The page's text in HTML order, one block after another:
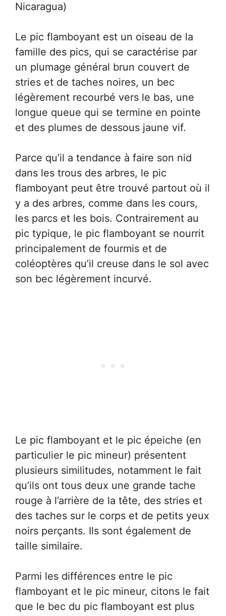
Nicaragua)
Le pic flamboyant est un oiseau de la
famille des pics, qui se caractérise par
un plumage général brun couvert de
stries et de taches noires, un bec
légèrement recourbé vers le bas, une
longue queue qui se termine en pointe
et des plumes de dessous jaune vif.
Parce qu’il a tendance à faire son nid
dans les trous des arbres, le pic
flamboyant peut être trouvé partout où il
y a des arbres, comme dans les cours,
les parcs et les bois. Contrairement au
pic typique, le pic flamboyant se nourrit
principalement de fourmis et de
coléoptères qu’il creuse dans le sol avec
son bec légèrement incurvé.
Le pic flamboyant et le pic épeiche (en
particulier le pic mineur) présentent
plusieurs similitudes, notamment le fait
qu’ils ont tous deux une grande tache
rouge à l’arrière de la tête, des stries et
des taches sur le corps et de petits yeux
noirs perçants. Ils sont également de
taille similaire.
Parmi les différences entre le pic
flamboyant et le pic mineur, citons le fait
que le bec du pic flamboyant est plus